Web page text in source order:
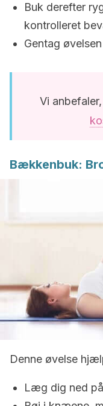
Buk derefter
kontrolleret
Gentag
Vi
Bækkenbuk:
Denne øvelse
Læg dig ned